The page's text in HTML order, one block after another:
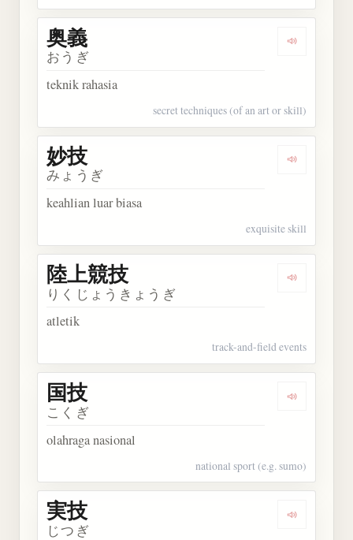
Dengarkan
奥義
おうぎ
teknik rahasia
secret techniques (of an art or skill)
Dengarkan
妙技
みょうぎ
keahlian luar biasa
exquisite skill
Dengarkan
陸上競技
りくじょうきょうぎ
atletik
track-and-field events
Dengarkan
国技
こくぎ
olahraga nasional
national sport (e.g. sumo)
Dengarkan
実技
じつぎ